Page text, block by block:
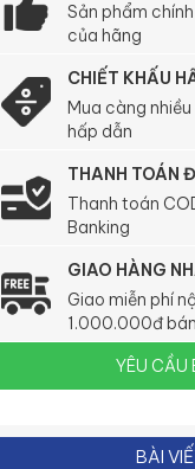
Sản phẩm
của hãng
CHIẾT KHẤU
Mua càng
hấp dẫn
THANH TOÁN
Thanh toán
Banking
GIAO HÀNG
Giao miễn phí
1.000.000đ
YÊU CẦU
BÀI